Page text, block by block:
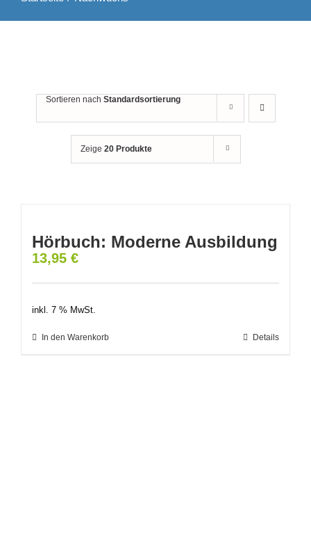
Sortieren nach Standardsortierung
Zeige 20 Produkte
Hörbuch: Moderne Ausbildung
13,95 €
inkl. 7 % MwSt.
In den Warenkorb Details